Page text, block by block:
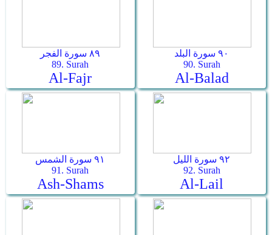
٨٩ سورة الفجر
89. Surah
Al-Fajr
٩٠ سورة البلد
90. Surah
Al-Balad
٩١ سورة الشمس
91. Surah
Ash-Shams
٩٢ سورة الليل
92. Surah
Al-Lail